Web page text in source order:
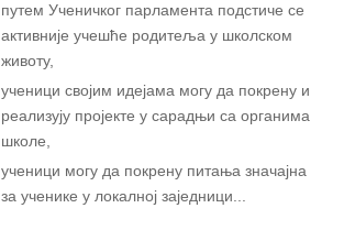
путем Ученичког парламента подстиче се
активније учешће родитеља у школском
животу,
ученици својим идејама могу да покрену и
реализују пројекте у сарадњи са органима
школе,
ученици могу да покрену питања значајна
за ученике у локалној заједници...